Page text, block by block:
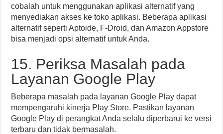
cobalah untuk menggunakan aplikasi alternatif yang
menyediakan akses ke toko aplikasi. Beberapa aplikasi
alternatif seperti Aptoide, F-Droid, dan Amazon Appstore
bisa menjadi opsi alternatif untuk Anda.
15. Periksa Masalah pada
Layanan Google Play
Beberapa masalah pada layanan Google Play dapat
mempengaruhi kinerja Play Store. Pastikan layanan
Google Play di perangkat Anda selalu diperbarui ke versi
terbaru dan tidak bermasalah.